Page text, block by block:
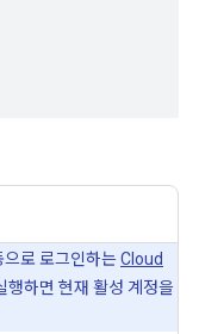
으로 로그인하는Cloud
행하면 현재 활성 계정을